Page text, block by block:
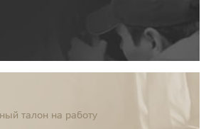
талон на работу